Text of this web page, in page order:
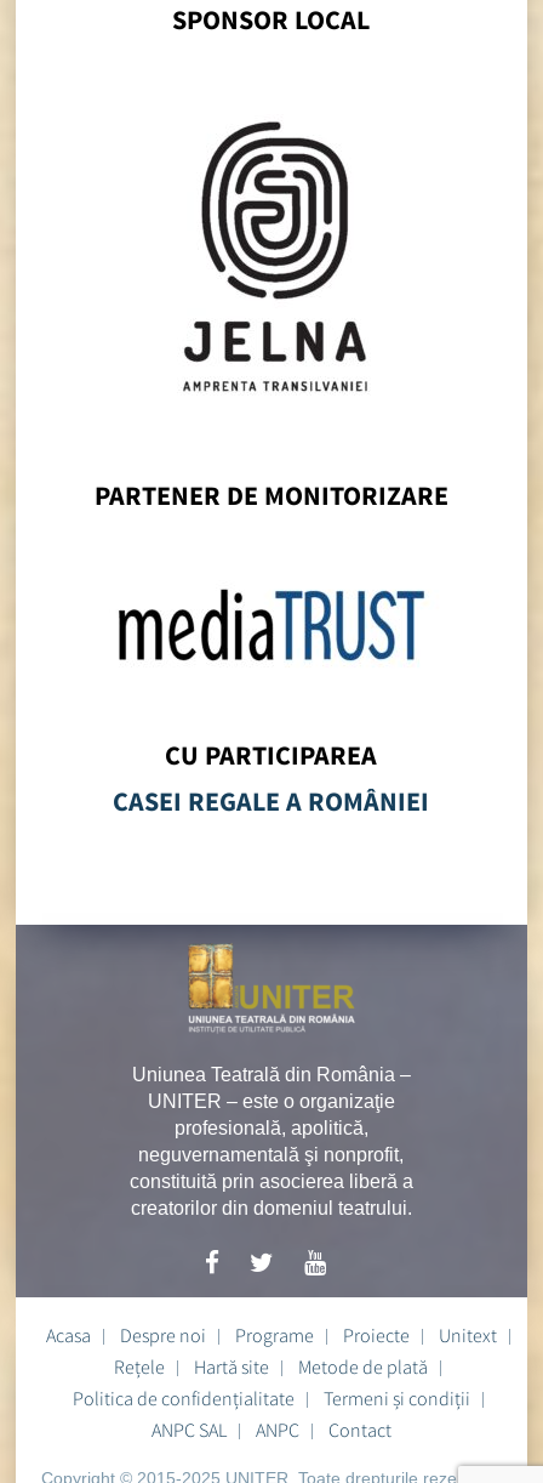
SPONSOR LOCAL
PARTENER DE MONITORIZARE
CU PARTICIPAREA
CASEI REGALE A ROMÂNIEI
Uniunea Teatrală din România –
UNITER – este o organizaţie
profesională, apolitică,
neguvernamentală şi nonprofit,
constituită prin asocierea liberă a
creatorilor din domeniul teatrului.
Acasa Despre noi Programe Proiecte
Unitext
Rețele
Hartă site
Metode de plată
Politica de confidențialitate
Termeni și condiții
ANPC SAL
ANPC Contact
Copyright © 2015-2025 UNITER. Toate drepturile rezervate.